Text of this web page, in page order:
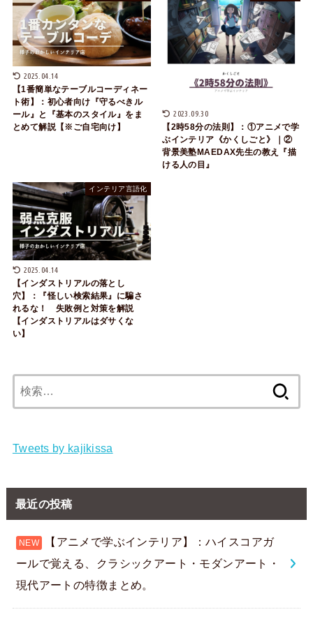
2025.04.14
【1番簡単なテーブルコーディネー
ト術】：初心者向け『守るべきル
ール』と『基本のスタイル』をま
とめて解説【※ご自宅向け】
2023.09.30
【2時58分の法則】：①アニメで学
ぶインテリア《かくしごと》｜②
背景美塾MAEDAX先生の教え『描
ける人の目』
インテリア言語化
2025.04.14
【インダストリアルの落とし
穴】：『怪しい検索結果』に騙さ
れるな！ 失敗例と対策を解説
【インダストリアルはダサくな
い】
索:
Tweets by kajikissa
最近の投稿
【アニメで学ぶインテリア】：ハイスコアガ
ールで覚える、クラシックアート・モダンアート・
現代アートの特徴まとめ。